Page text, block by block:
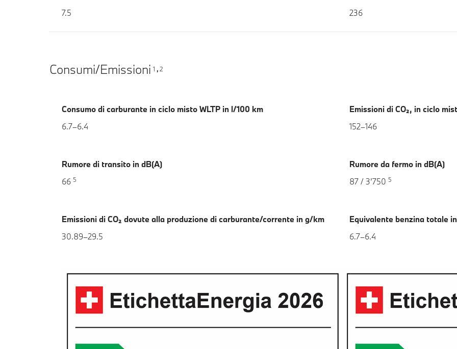
7.5
236
Consumi/Emissioni 1 , 2
Consumo di carburante in ciclo misto WLTP in l/100 km
6.7–6.4
Emissioni di CO₂, in ciclo
152–146
Rumore di transito in dB(A)
66 5
Rumore da fermo in dB(A)
87 / 3’750 5
Emissioni di CO₂ dovute alla produzione di carburante/corrente in g/km
30.89–29.5
Equivalente benzina totale
6.7–6.4